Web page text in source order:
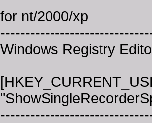
for nt/2000/xp
Windows Registry